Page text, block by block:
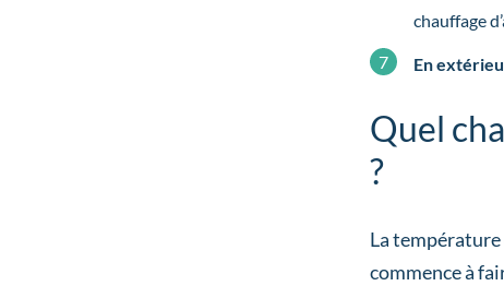
chauffage
En
Quel
?
La température
commence à